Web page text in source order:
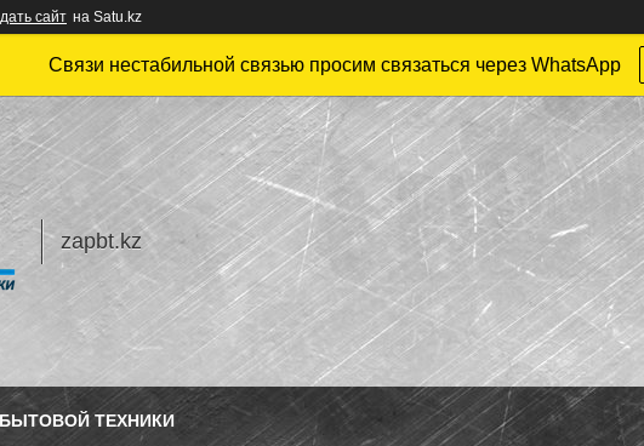
сайт на Satu.kz
Связи нестабильной связью просим связаться через WhatsApp
zapbt.kz
ТЕХНИКИ